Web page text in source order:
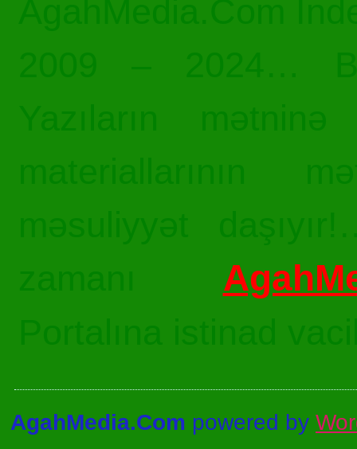
AgahMedia.Com powered by